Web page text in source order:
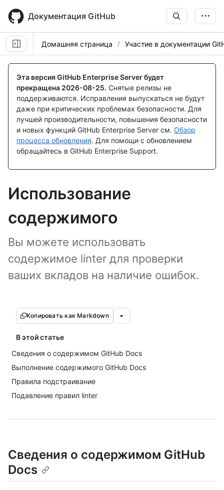
main
content
Документация GitHub
Домашняя страница Участие в документации
Эта версия GitHub Enterprise Server будет
прекращена 2026-08-25. Снятые релизы не
поддерживаются. Исправления выпускаться не будут
даже при критических проблемах безопасности. Для
лучшей производительности, повышения безопасности
и новых функций GitHub Enterprise Server см. Обзор
процесса обновления. Для помощи с обновлением
обращайтесь в GitHub Enterprise Support.
Использование
содержимого
Вы можете использовать
содержимое linter для проверки
ваших вкладов на наличие ошибок.
Копировать как Markdown
В этой статье
Сведения о содержимом GitHub Docs
Выполнение содержимого GitHub Docs
Правила подстраивание
Подавление правил linter
Сведения о содержимом GitHub
Docs